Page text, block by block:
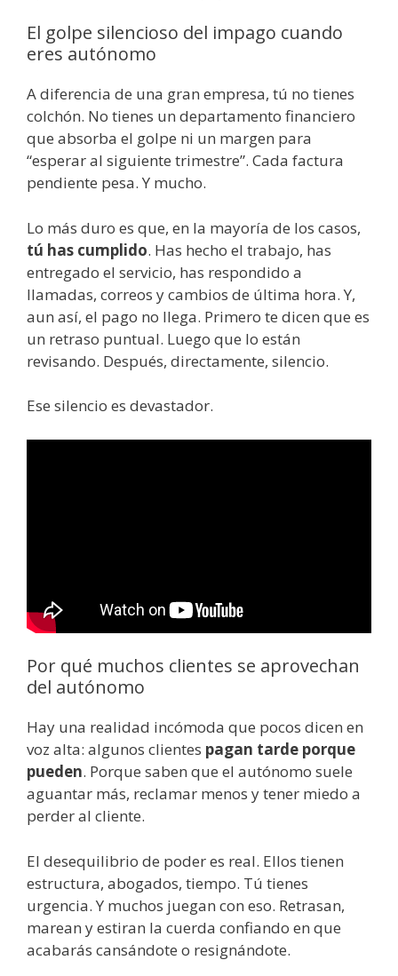
El golpe silencioso del impago cuando
eres autónomo
A diferencia de una gran empresa, tú no tienes
colchón. No tienes un departamento financiero
que absorba el golpe ni un margen para
“esperar al siguiente trimestre”. Cada factura
pendiente pesa. Y mucho.
Lo más duro es que, en la mayoría de los casos,
tú has cumplido. Has hecho el trabajo, has
entregado el servicio, has respondido a
llamadas, correos y cambios de última hora. Y,
aun así, el pago no llega. Primero te dicen que es
un retraso puntual. Luego que lo están
revisando. Después, directamente, silencio.
Ese silencio es devastador.
Por qué muchos clientes se aprovechan
del autónomo
Hay una realidad incómoda que pocos dicen en
voz alta: algunos clientes pagan tarde porque
pueden. Porque saben que el autónomo suele
aguantar más, reclamar menos y tener miedo a
perder al cliente.
El desequilibrio de poder es real. Ellos tienen
estructura, abogados, tiempo. Tú tienes
urgencia. Y muchos juegan con eso. Retrasan,
marean y estiran la cuerda confiando en que
acabarás cansándote o resignándote.